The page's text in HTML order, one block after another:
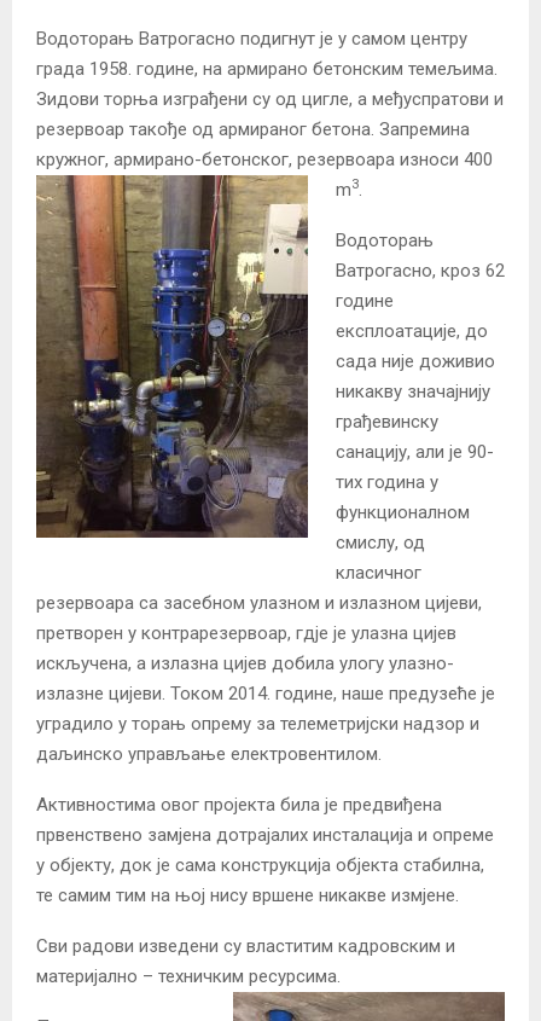
Водоторањ Ватрогасно подигнут је у самом центру
града 1958. године, на армирано бетонским темељима.
Зидови торња изграђени су од цигле, а међуспратови и
резервоар такође од армираног бетона. Запремина
кружног, армирано-бетонског, резервоара износи 400
m3.
Водоторањ
Ватрогасно, кроз 62
године
експлоатације, до
сада није доживио
никакву значајнију
грађевинску
санацију, али је 90-
тих година у
функционалном
смислу, од
класичног
резервоара са засебном улазном и излазном цијеви,
претворен у контрарезервоар, гдје је улазна цијев
искључена, а излазна цијев добила улогу улазно-
излазне цијеви. Током 2014. године, наше предузеће је
уградило у торањ опрему за телеметријски надзор и
даљинско управљање електровентилом.
Активностима овог пројекта била је предвиђена
првенствено замјена дотрајалих инсталација и опреме
у објекту, док је сама конструкција објекта стабилна,
те самим тим на њој нису вршене никакве измјене.
Сви радови изведени су властитим кадровским и
материјално – техничким ресурсима.